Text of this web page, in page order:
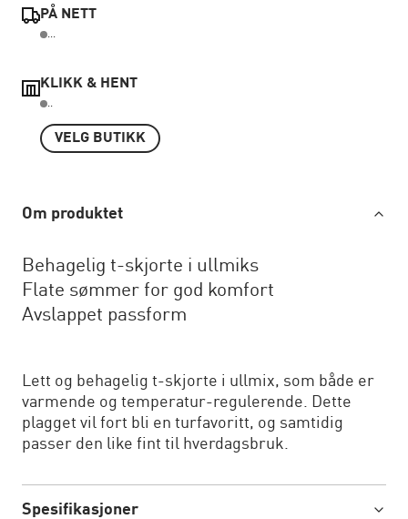
PÅ NETT
...
KLIKK & HENT
..
VELG BUTIKK
Om produktet
Behagelig t-skjorte i ullmiks
Flate sømmer for god komfort
Avslappet passform
Lett og behagelig t-skjorte i ullmix, som både er
varmende og temperatur-regulerende. Dette
plagget vil fort bli en turfavoritt, og samtidig
passer den like fint til hverdagsbruk.
Spesifikasjoner